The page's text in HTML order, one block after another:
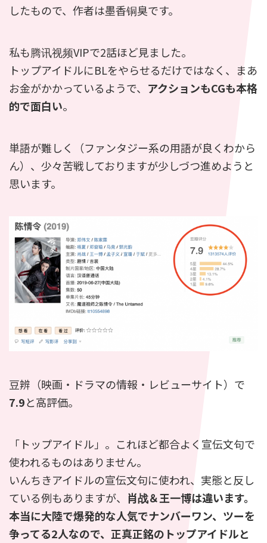
したもので、作者は墨香铜臭です。
私も腾讯视频VIPで2話ほど見ました。
トップアイドルにBLをやらせるだけではなく、まあ
お金がかかっているようで、 アクションもCGも本格
的で面白い。
単語が難しく（ファンタジー系の用語が良くわから
ん）、少々苦戦しておりますが少しづつ進めようと
思います。
豆辨（映画・ドラマの情報・レビューサイト）で
7.9と高評価。
「トップアイドル」。これほど都合よく宣伝文句で
使われるものはありません。
いんちきアイドルの宣伝文句に使われ、実態と反し
ている例もありますが、 肖战＆王一博は違います。
本当に大陸で爆発的な人気でナンバーワン、ツーを
争ってる2人なので、正真正銘のトップアイドルと